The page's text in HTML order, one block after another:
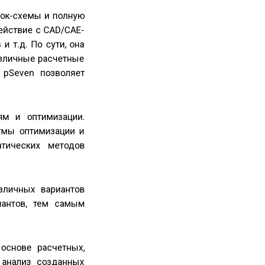
схемы и полную
с CAD/CAE-
т.д. По сути, она
расчетные
позволяет
и оптимизации.
оптимизации и
методов
вариантов
тем самым
расчетных,
созданных